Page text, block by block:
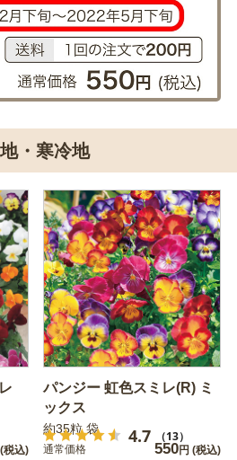
・寒冷地
(税込)
パンジー 虹色スミレ(R) ミ
ックス
4.7 （13）
約35粒 袋
通常価格 550円 (税込)